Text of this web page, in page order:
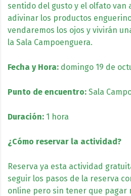
sentido del gusto y el olfato van
adivinar los productos
vendaremos los ojos y vivirán
la Sala Campoenguera.
Fecha y Hora: domingo 19 de
Punto de encuentro: Sala
Duración: 1 hora
¿Cómo reservar la actividad?
Reserva ya esta actividad
seguir los pasos de la reserva
online pero sin tener que pagar